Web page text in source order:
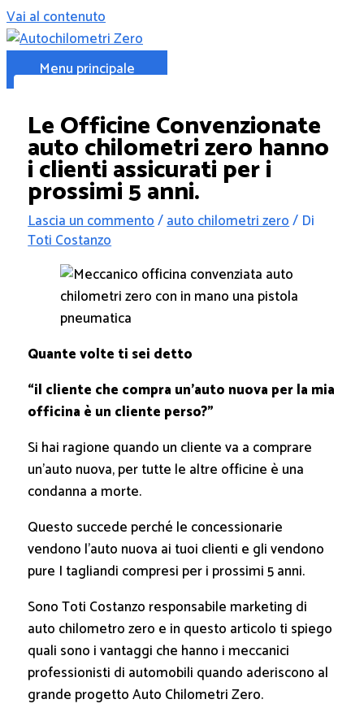
Vai al contenuto
Menu principale
Le Officine Convenzionate
auto chilometri zero hanno
i clienti assicurati per i
prossimi 5 anni.
Lascia un commento/auto chilometri zero/ Di
Toti Costanzo
Quante volte ti sei detto
“il cliente che compra un’auto nuova per la mia
officina è un cliente perso?”
Si hai ragione quando un cliente va a comprare
un’auto nuova, per tutte le altre officine è una
condanna a morte.
Questo succede perché le concessionarie
vendono l’auto nuova ai tuoi clienti e gli vendono
pure I tagliandi compresi per i prossimi 5 anni.
Sono Toti Costanzo responsabile marketing di
auto chilometro zero e in questo articolo ti spiego
quali sono i vantaggi che hanno i meccanici
professionisti di automobili quando aderiscono al
grande progetto Auto Chilometri Zero.